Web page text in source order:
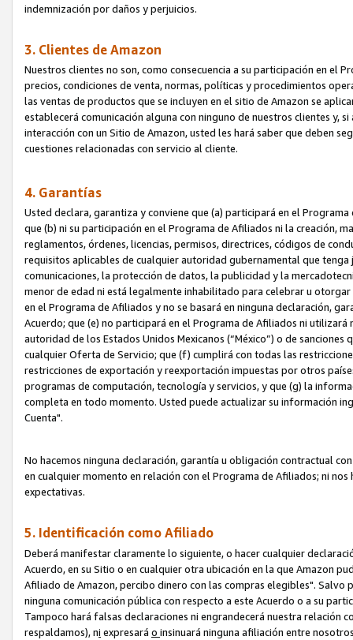
indemnización por daños y perjuicios.
3. Clientes de Amazon
Nuestros clientes no son, como consecuencia a su participación en el
precios, condiciones de venta, normas, políticas y procedimientos
las ventas de productos que se incluyen en el sitio de Amazon se
establecerá comunicación alguna con ninguno de nuestros clientes y,
interacción con un Sitio de Amazon, usted les hará saber que deben
cuestiones relacionadas con servicio al cliente.
4. Garantías
Usted declara, garantiza y conviene que (a) participará en el
que (b) ni su participación en el Programa de Afiliados ni la creación,
reglamentos, órdenes, licencias, permisos, directrices, códigos de
requisitos aplicables de cualquier autoridad gubernamental que
comunicaciones, la protección de datos, la publicidad y la
menor de edad ni está legalmente inhabilitado para celebrar u
en el Programa de Afiliados y no se basará en ninguna declaración,
Acuerdo; que (e) no participará en el Programa de Afiliados ni
autoridad de los Estados Unidos Mexicanos (“México”) o de
cualquier Oferta de Servicio; que (f) cumplirá con todas las
restricciones de exportación y reexportación impuestas por otros
programas de computación, tecnología y servicios, y que (g) la
completa en todo momento. Usted puede actualizar su información
Cuenta".
No hacemos ninguna declaración, garantía u obligación contractual
en cualquier momento en relación con el Programa de Afiliados; ni
expectativas.
5. Identificación como Afiliado
Deberá manifestar claramente lo siguiente, o hacer cualquier
Acuerdo, en su Sitio o en cualquier otra ubicación en la que Amazon
Afiliado de Amazon, percibo dinero con las compras elegibles". Salvo
ninguna comunicación pública con respecto a este Acuerdo o a su
Tampoco hará falsas declaraciones ni engrandecerá nuestra relación
respaldamos), ni expresará o insinuará ninguna afiliación entre